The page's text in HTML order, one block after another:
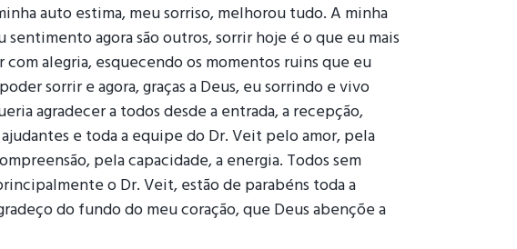
auto estima, meu sorriso, melhorou tudo. A minha
sentimento agora são outros, sorrir hoje é o que eu mais
com alegria, esquecendo os momentos ruins que eu
sorrir e agora, graças a Deus, eu sorrindo e vivo
agradecer a todos desde a entrada, a recepção,
e toda a equipe do Dr. Veit pelo amor, pela
pela capacidade, a energia. Todos sem
o Dr. Veit, estão de parabéns toda a
do fundo do meu coração, que Deus abençõe a